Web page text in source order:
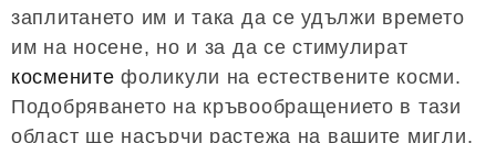
заплитането им и така да се удължи времето
им на носене, но и за да се стимулират
космените фоликули на естествените косми.
Подобряването на кръвообращението в тази
област ще насърчи растежа на вашите мигли.